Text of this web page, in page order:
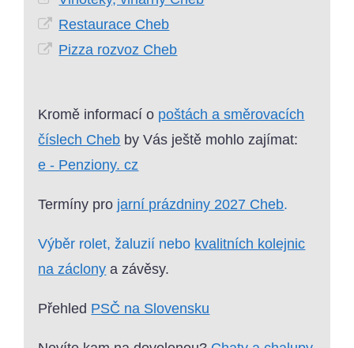
Restaurace Cheb
Pizza rozvoz Cheb
Kromě informací o poštách a směrovacích
číslech Cheb by Vás ještě mohlo zajímat:
e - Penziony. cz
Termíny pro jarní prázdniny 2027 Cheb.
Výběr rolet, žaluzií nebo kvalitních kolejnic
na záclony a závěsy.
Přehled PSČ na Slovensku